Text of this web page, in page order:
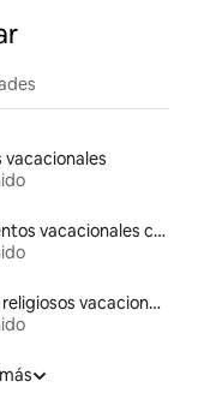
vacacionales
Alojamientos vacacionales con entrada y salida de pistas de esquí
Edificios religiosos vacacionales